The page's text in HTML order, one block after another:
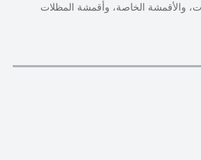
والأقمشة الخاصة، وأقمشة المظلات